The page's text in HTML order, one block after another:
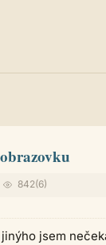
842(6)
jsem